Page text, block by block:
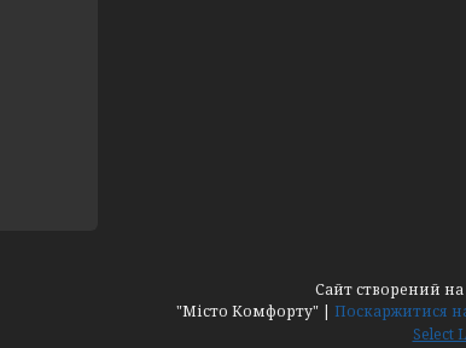
Сайт створений
"Місто Комфорту" | Поскаржитися
Select